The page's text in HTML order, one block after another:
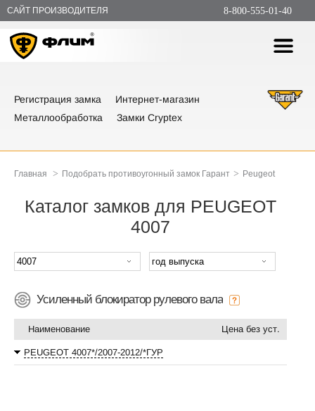
САЙТ ПРОИЗВОДИТЕЛЯ 8-800-555-01-40
Регистрация замка
Интернет-магазин
Металлообработка
Замки Cryptex
Главная > Подобрать противоугонный замок Гарант > Peugeot
Каталог замков для PEUGEOT
4007
Усиленный блокиратор рулевого вала
Наименование Цена без уст.
PEUGEOT 4007*/2007-2012/*ГУР